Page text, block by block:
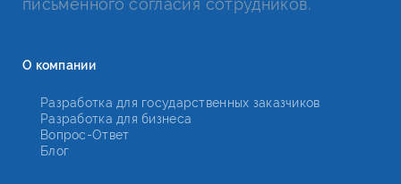
письменного согласия сотрудников.
О компании
Разработка для государственных заказчиков
Разработка для бизнеса
Вопрос-Ответ
Блог